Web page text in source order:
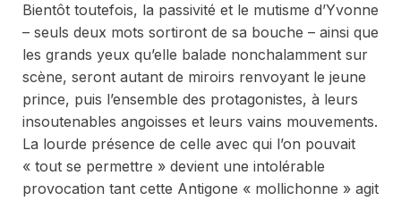
Bientôt toutefois, la passivité et le mutisme d’Yvonne
– seuls deux mots sortiront de sa bouche – ainsi que
les grands yeux qu’elle balade nonchalamment sur
scène, seront autant de miroirs renvoyant le jeune
prince, puis l’ensemble des protagonistes, à leurs
insoutenables angoisses et leurs vains mouvements.
La lourde présence de celle avec qui l’on pouvait
« tout se permettre » devient une intolérable
provocation tant cette Antigone « mollichonne » agit